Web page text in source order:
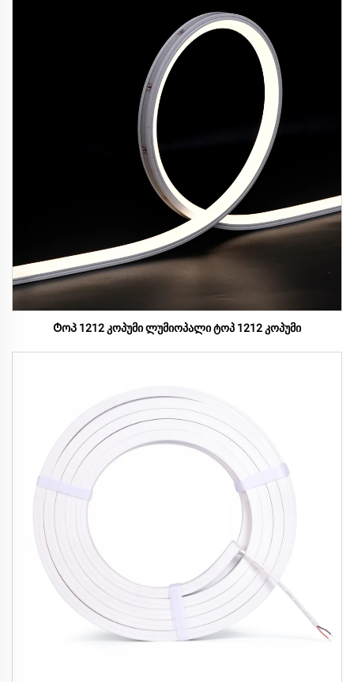
Ტოპ 1212 კოპუმი ლუმიოპალი ტოპ 1212 კოპუმი